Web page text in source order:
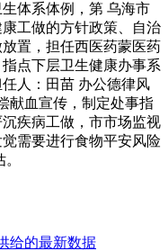
体系体例，第 乌海市
工做的方针政策、自治
置，担任西医药蒙医药
点下层卫生健康办事系
人：田苗 办公德律风
献血宣传，制定处事指
疾病工做，市市场监视
需要进行食物平安风险
给的最新数据